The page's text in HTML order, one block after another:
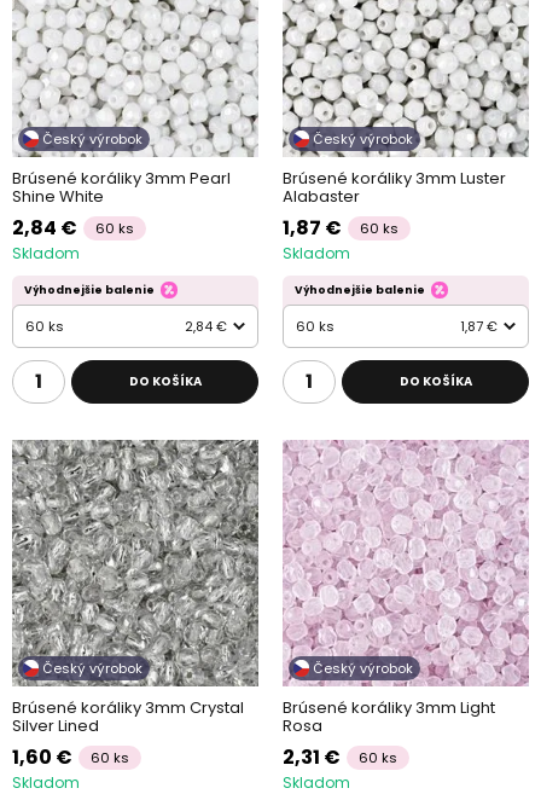
Český výrobok
Brúsené koráliky 3mm Pearl
Shine White
2,84 € 60 ks
Skladom
Výhodnejšie balenie
60 ks 2,84 €
DO KOŠÍKA
Český výrobok
Brúsené koráliky 3mm Luster
Alabaster
1,87 € 60 ks
Skladom
Výhodnejšie balenie
60 ks 1,87 €
DO KOŠÍKA
Český výrobok
Brúsené koráliky 3mm Crystal
Silver Lined
1,60 € 60 ks
Skladom
Český výrobok
Brúsené koráliky 3mm Light
Rosa
2,31 € 60 ks
Skladom